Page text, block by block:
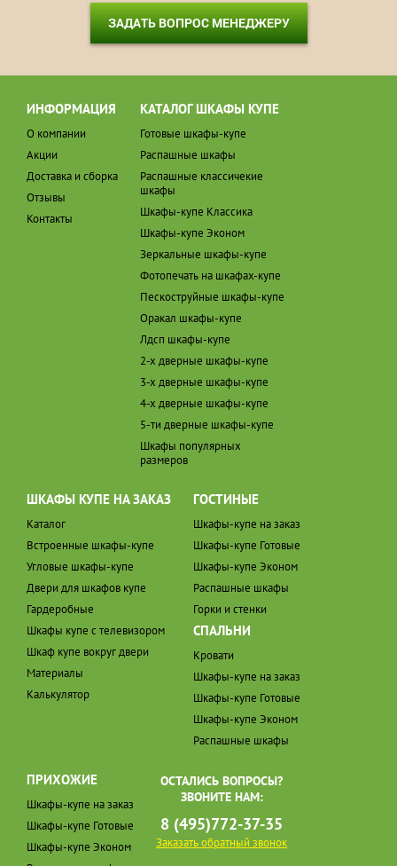
ЗАДАТЬ ВОПРОС МЕНЕДЖЕРУ
ИНФОРМАЦИЯ
О компании
Акции
Доставка и сборка
Отзывы
Контакты
КАТАЛОГ ШКАФЫ КУПЕ
Готовые шкафы-купе
Распашные шкафы
Распашные классичекие
шкафы
Шкафы-купе Классика
Шкафы-купе Эконом
Зеркальные шкафы-купе
Фотопечать на шкафах-купе
Пескоструйные шкафы-купе
Оракал шкафы-купе
Лдсп шкафы-купе
2-х дверные шкафы-купе
3-х дверные шкафы-купе
4-х дверные шкафы-купе
5-ти дверные шкафы-купе
Шкафы популярных
размеров
ШКАФЫ КУПЕ НА ЗАКАЗ
Каталог
Встроенные шкафы-купе
Угловые шкафы-купе
Двери для шкафов купе
Гардеробные
Шкафы купе с телевизором
Шкаф купе вокруг двери
Материалы
Калькулятор
ГОСТИНЫЕ
Шкафы-купе на заказ
Шкафы-купе Готовые
Шкафы-купе Эконом
Распашные шкафы
Горки и стенки
СПАЛЬНИ
Кровати
Шкафы-купе на заказ
Шкафы-купе Готовые
Шкафы-купе Эконом
Распашные шкафы
ПРИХОЖИЕ
Шкафы-купе на заказ
Шкафы-купе Готовые
Шкафы-купе Эконом
ОСТАЛИСЬ ВОПРОСЫ?
ЗВОНИТЕ НАМ:
8 (495)772-37-35
Заказать обратный звонок